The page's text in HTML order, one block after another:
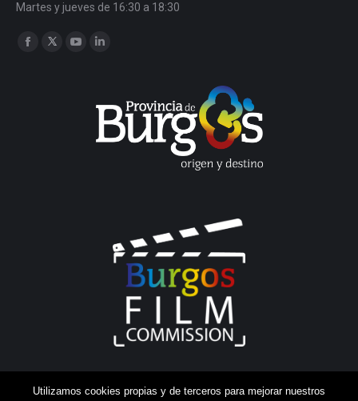
Martes y jueves de 16:30 a 18:30
Encuéntranos en:
Facebook
Utilizamos cookies propias y de terceros para mejorar nuestros